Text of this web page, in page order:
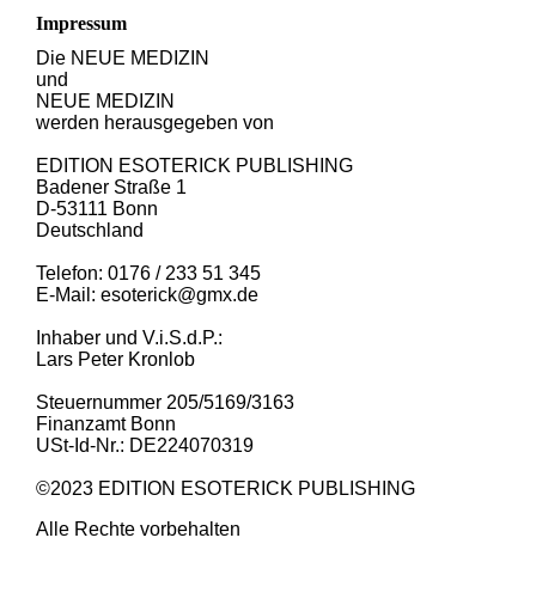
Impressum
Die NEUE MEDIZIN
und
NEUE MEDIZIN
werden herausgegeben von
EDITION ESOTERICK PUBLISHING
Badener Straße 1
D-53111 Bonn
Deutschland
Telefon: 0176 / 233 51 345
E-Mail: esoterick@gmx.de
Inhaber und V.i.S.d.P.:
Lars Peter Kronlob
Steuernummer 205/5169/3163
Finanzamt Bonn
USt-Id-Nr.: DE224070319
©2023 EDITION ESOTERICK PUBLISHING
Alle Rechte vorbehalten